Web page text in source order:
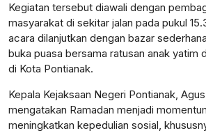
Kegiatan tersebut diawali dengan
masyarakat di sekitar jalan pada pukul
acara dilanjutkan dengan bazar
buka puasa bersama ratusan anak yatim
di Kota Pontianak.
Kepala Kejaksaan Negeri Pontianak,
mengatakan Ramadan menjadi
meningkatkan kepedulian sosial,